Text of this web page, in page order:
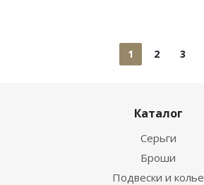
1 2 3
Каталог
Серьги
Броши
Подвески и колье